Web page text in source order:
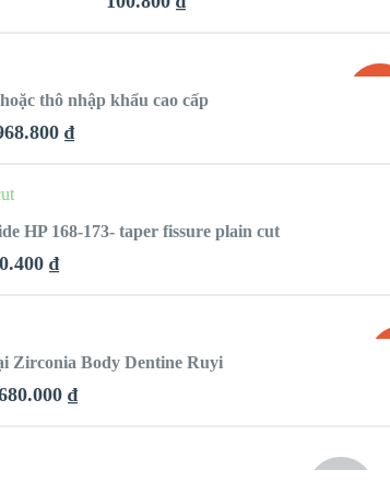
VIEW DETAILS
thô nhập khẩu cao cấp
₫
DETAILS
HP 168-173- taper fissure plain cut
₫
Zirconia Body Dentine Ruyi
₫